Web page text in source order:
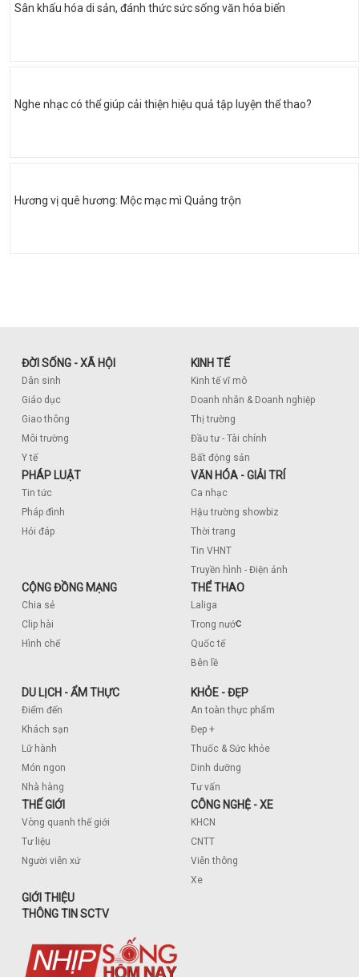
Sân khấu hóa di sản, đánh thức sức sống văn hóa biển
Nghe nhạc có thể giúp cải thiện hiệu quả tập luyện thể thao?
Hương vị quê hương: Mộc mạc mì Quảng trộn
ĐỜI SỐNG - XÃ HỘI
Dân sinh
Giáo dục
Giao thông
Môi trường
Y tế
KINH TẾ
Kinh tế vĩ mô
Doanh nhân & Doanh nghiệp
Thị trường
Đầu tư - Tài chính
Bất động sản
PHÁP LUẬT
Tin tức
Pháp đình
Hỏi đáp
VĂN HÓA - GIẢI TRÍ
Ca nhạc
Hậu trường showbiz
Thời trang
Tin VHNT
Truyền hình - Điện ảnh
CỘNG ĐỒNG MẠNG
Chia sẻ
Clip hài
Hình chế
THỂ THAO
Laliga
Trong nước
Quốc tế
Bên lề
DU LỊCH - ẨM THỰC
Điểm đến
Khách sạn
Lữ hành
Món ngon
Nhà hàng
KHỎE - ĐẸP
An toàn thực phẩm
Đẹp +
Thuốc & Sức khỏe
Dinh dưỡng
Tư vấn
THẾ GIỚI
Vòng quanh thế giới
Tư liệu
Người viễn xứ
CÔNG NGHỆ - XE
KHCN
CNTT
Viễn thông
Xe
GIỚI THIỆU
THÔNG TIN SCTV